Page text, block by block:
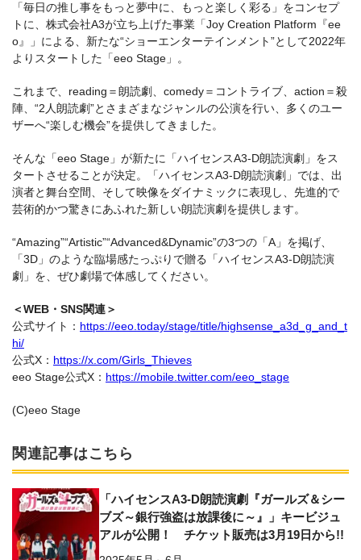
「毎日の推し事をもっと夢中に、もっと楽しく彩る」をコンセプ
トに、株式会社A3が立ち上げた事業「Joy Creation Platform『ee
o』」による、新たな“ショーエンターテインメント”として2022年
よりスタートした「eeo Stage」。
これまで、reading＝朗読劇、comedy＝コントライブ、action＝殺
陣、“2人朗読劇”とさまざまなジャンルの公演を行い、多くのユー
ザーへ“楽しむ機会”を提供してきました。
そんな「eeo Stage」が新たに「ハイセンスA3-D朗読演劇」をス
タートさせることが決定。「ハイセンスA3-D朗読演劇」では、出
演者と舞台空間、そして映像をダイナミックに表現し、先進的で
芸術的かつ驚きにあふれた新しい朗読演劇を提供します。
“Amazing”“Artistic”“Advanced&Dynamic”の3つの「A」を掲げ、
「3D」のような臨場感たっぷりで贈る「ハイセンスA3-D朗読演
劇」を、ぜひ劇場で体感してください。
＜WEB・SNS関連＞
公式サイト： https://eeo.today/stage/title/highsense_a3d_g_and_t
hi/
公式X： https://x.com/Girls_Thieves
eeo Stage公式X： https://mobile.twitter.com/eeo_stage
(C)eeo Stage
関連記事はこちら
「ハイセンスA3-D朗読演劇『ガールズ＆シー
ブズ～銀行強盗は放課後に～』」キービジュ
アルが公開！ チケット販売は3月19日から!!